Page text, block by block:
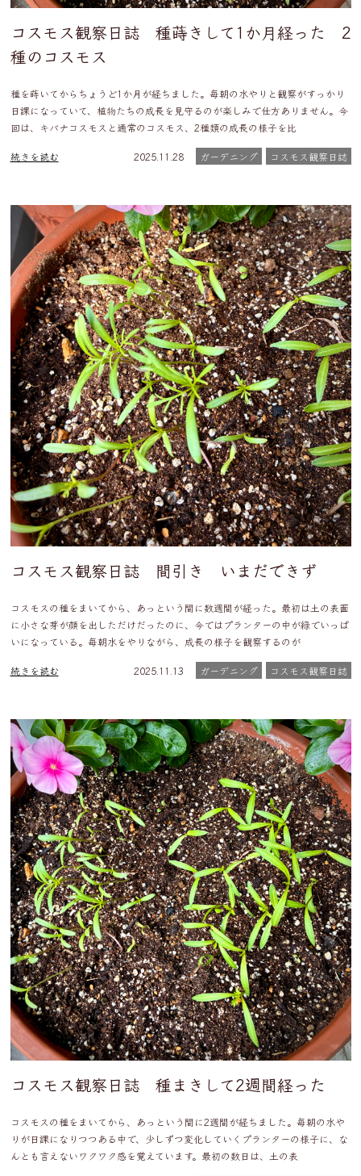
コスモス観察日誌 種蒔きして1か月経った 2
種のコスモス
種を蒔いてからちょうど1か月が経ちました。毎朝の水やりと観察がすっかり
日課になっていて、植物たちの成長を見守るのが楽しみで仕方ありません。今
回は、キバナコスモスと通常のコスモス、2種類の成長の様子を比
続きを読む 2025.11.28 ガーデニング コスモス観察日誌
コスモス観察日誌 間引き いまだできず
コスモスの種をまいてから、あっという間に数週間が経った。最初は土の表面
に小さな芽が顔を出しただけだったのに、今ではプランターの中が緑でいっぱ
いになっている。毎朝水をやりながら、成長の様子を観察するのが
続きを読む 2025.11.13 ガーデニング コスモス観察日誌
コスモス観察日誌 種まきして2週間経った
コスモスの種をまいてから、あっという間に2週間が経ちました。毎朝の水や
りが日課になりつつある中で、少しずつ変化していくプランターの様子に、な
んとも言えないワクワク感を覚えています。最初の数日は、土の表